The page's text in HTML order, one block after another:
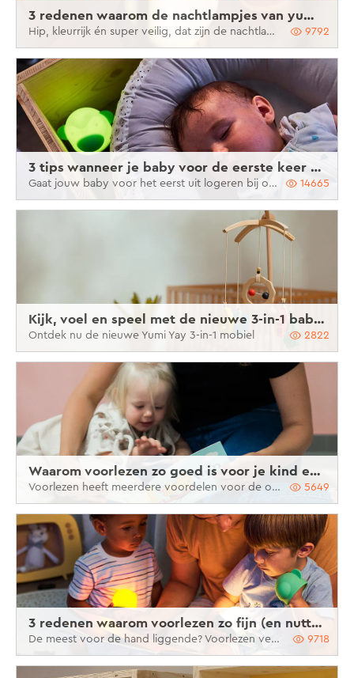
3 redenen waarom de nachtlampjes van yumi yay superveilig zijn
Hip, kleurrijk én super veilig, dat zijn de nachtlampjes van Yumi Yay 9792
3 tips wanneer je baby voor de eerste keer gaat logeren
Gaat jouw baby voor het eerst uit logeren bij oma en opa? 14665
Kijk, voel en speel met de nieuwe 3-in-1 baby mobiel van Yumi Yay
Ontdek nu de nieuwe Yumi Yay 3-in-1 mobiel 2822
Waarom voorlezen zo goed is voor je kind en hoe je dit best aanpakt
Voorlezen heeft meerdere voordelen voor de ontwikkeling van je kind. Ben je het niet gewend om voor te lezen, en weet je niet goed waar te beginnen? We helpen je graag een handje. 5649
3 redenen waarom voorlezen zo fijn (en nuttig!) is
De meest voor de hand liggende? Voorlezen vergroot de woordenschat van je kindje enorm. 9718